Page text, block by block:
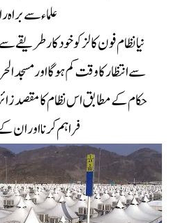
علماء سے
نیا نظام فون کالز کو خودکار طریقے
سے انتظار کا وقت کم ہوگا اور مسجد
حکام کے مطابق اس نظام کا مقصد
فراہم کرنا اور ان